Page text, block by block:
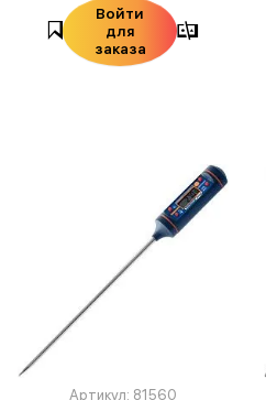
Войти
для
заказа
Артикул: 81560